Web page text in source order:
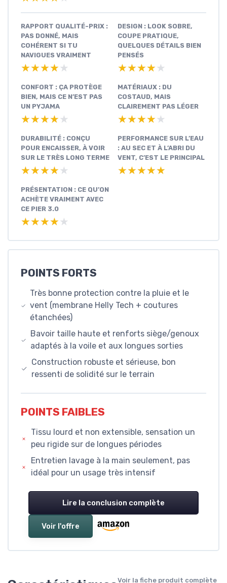
RAPPORT QUALITÉ-PRIX :
PAS DONNÉ, MAIS
COHÉRENT SI TU
NAVIGUES VRAIMENT
★★★★★
★★★★★
DESIGN : LOOK SOBRE,
COUPE PRATIQUE,
QUELQUES DÉTAILS BIEN
PENSÉS
★★★★★
★★★★★
CONFORT : ÇA PROTÈGE
BIEN, MAIS CE N’EST PAS
UN PYJAMA
★★★★★
★★★★★
MATÉRIAUX : DU
COSTAUD, MAIS
CLAIREMENT PAS LÉGER
★★★★★
★★★★★
DURABILITÉ : CONÇU
POUR ENCAISSER, À VOIR
SUR LE TRÈS LONG TERME
★★★★★
★★★★★
PERFORMANCE SUR L’EAU
: AU SEC ET À L’ABRI DU
VENT, C’EST LE PRINCIPAL
★★★★★
★★★★★
PRÉSENTATION : CE QU’ON
ACHÈTE VRAIMENT AVEC
CE PIER 3.0
★★★★★
★★★★★
POINTS FORTS
Très bonne protection contre la pluie et le
vent (membrane Helly Tech + coutures
étanchées)
Bavoir taille haute et renforts siège/genoux
adaptés à la voile et aux longues sorties
Construction robuste et sérieuse, bon
ressenti de solidité sur le terrain
POINTS FAIBLES
Tissu lourd et non extensible, sensation un
peu rigide sur de longues périodes
Entretien lavage à la main seulement, pas
idéal pour un usage très intensif
Lire la conclusion complète
Voir l'offre
Voir la fiche produit complète